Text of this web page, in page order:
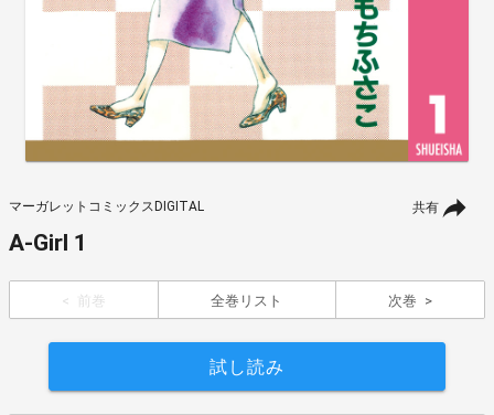
共有
マーガレットコミックスDIGITAL
A-Girl 1
前巻 全巻リスト 次巻
試し読み